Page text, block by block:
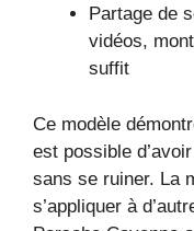
Partage de
vidéos,
suffit
Ce modèle
est possible
sans se ruiner. La
s’appliquer à